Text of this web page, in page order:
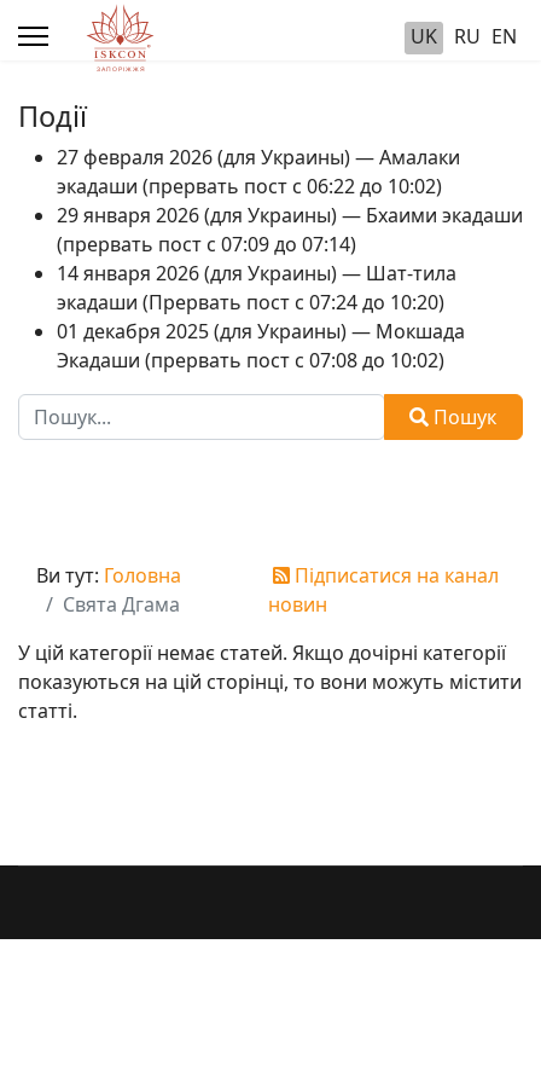
UK RU EN
Події
27 февраля 2026 (для Украины) — Амалаки
экадаши (прервать пост с 06:22 до 10:02)
29 января 2026 (для Украины) — Бхаими экадаши
(прервать пост с 07:09 до 07:14)
14 января 2026 (для Украины) — Шат-тила
экадаши (Прервать пост с 07:24 до 10:20)
01 декабря 2025 (для Украины) — Мокшада
Экадаши (прервать пост с 07:08 до 10:02)
Пошук
Пошук
Ви тут: Головна
Свята Дгама
Підписатися на канал
новин
У цій категорії немає статей. Якщо дочірні категорії
показуються на цій сторінці, то вони можуть містити
статті.